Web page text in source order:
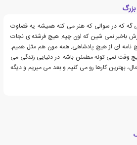
که در سوالی که هنر می کنه همیشه یه قضاوت
باخبر نمی شین که اون چیه. هیچ فرشته ی نجات
ای از هیچ پادشاهی. همه مون هم مثل همیم.
وقت نمی تونه مطمئن باشه. در دنیایی زندگی می
بهترین کارها رو می کنیم و بعد می میریم و دیگه